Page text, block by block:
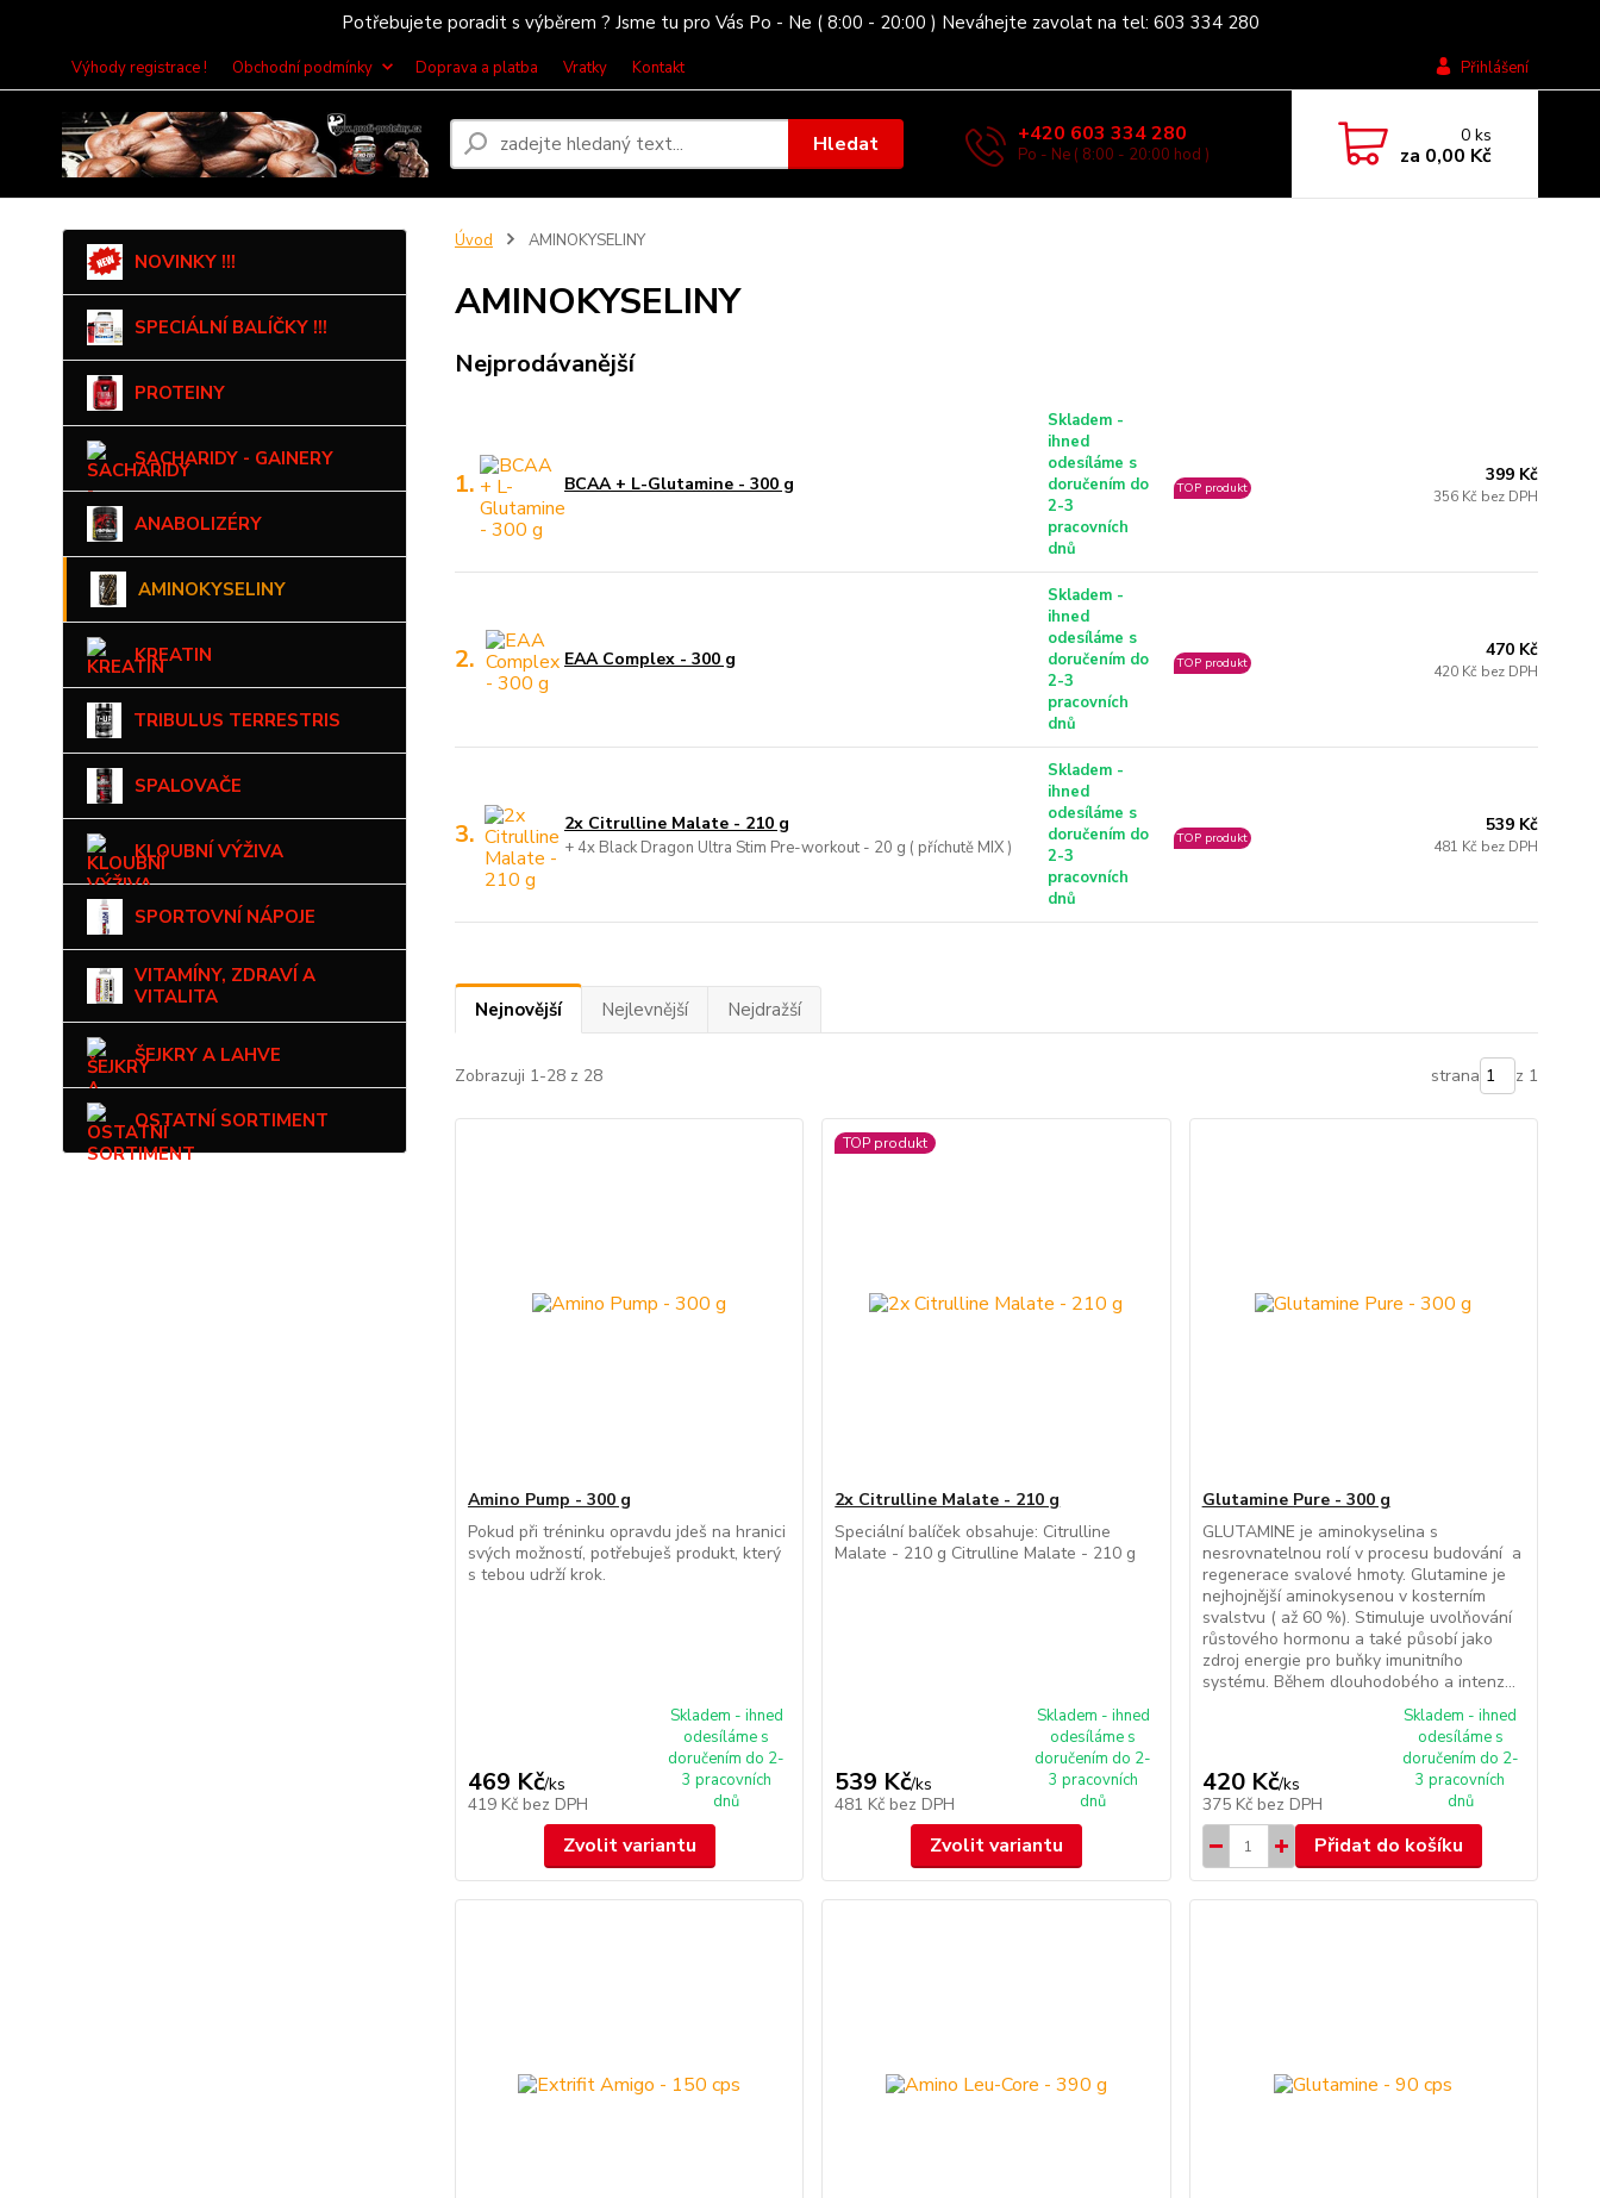
Potřebujete poradit s výběrem ? Jsme tu pro Vás Po - Ne ( 8:00 - 20:00 ) Neváhejte zavolat na tel: 603 334 280
Výhody registrace ! Obchodní podmínky Doprava a platba Vratky Kontakt Přihlášení
Hledat +420 603 334 280
Po - Ne ( 8:00 - 20:00 hod )
0ks
za 0,00 Kč
NOVINKY !!!
SPECIÁLNÍ BALÍČKY !!!
PROTEINY
SACHARIDY - GAINERY
ANABOLIZÉRY
AMINOKYSELINY
KREATIN
TRIBULUS TERRESTRIS
SPALOVAČE
KLOUBNÍ VÝŽIVA
SPORTOVNÍ NÁPOJE
VITAMÍNY, ZDRAVÍ A
VITALITA
ŠEJKRY A LAHVE
OSTATNÍ SORTIMENT
Úvod AMINOKYSELINY
AMINOKYSELINY
Nejprodávanější
1. BCAA + L-Glutamine - 300 g
Skladem -
ihned
odesíláme s
doručením do
2-3
pracovních
dnů
TOP produkt
399 Kč
356 Kč bez DPH
2. EAA Complex - 300 g
Skladem -
ihned
odesíláme s
doručením do
2-3
pracovních
dnů
TOP produkt
470 Kč
420 Kč bez DPH
3. 2x Citrulline Malate - 210 g
+ 4x Black Dragon Ultra Stim Pre-workout - 20 g ( příchutě MIX )
Skladem -
ihned
odesíláme s
doručením do
2-3
pracovních
dnů
TOP produkt
539 Kč
481 Kč bez DPH
Nejnovější Nejlevnější Nejdražší
Zobrazuji 1-28 z 28 strana z 1
Amino Pump - 300 g
Pokud při tréninku opravdu jdeš na hranici
svých možností, potřebuješ produkt, který
s tebou udrží krok.
469 Kč/ks
419 Kč bez DPH
Skladem - ihned
odesíláme s
doručením do 2-
3 pracovních
dnů
Zvolit variantu
TOP produkt
2x Citrulline Malate - 210 g
Speciální balíček obsahuje: Citrulline
Malate - 210 g Citrulline Malate - 210 g
539 Kč/ks
481 Kč bez DPH
Skladem - ihned
odesíláme s
doručením do 2-
3 pracovních
dnů
Zvolit variantu
Glutamine Pure - 300 g
GLUTAMINE je aminokyselina s
nesrovnatelnou rolí v procesu budování a
regenerace svalové hmoty. Glutamine je
nejhojnější aminokysenou v kosterním
svalstvu ( až 60 %). Stimuluje uvolňování
růstového hormonu a také působí jako
zdroj energie pro buňky imunitního
systému. Během dlouhodobého a intenz...
420 Kč/ks
375 Kč bez DPH
Skladem - ihned
odesíláme s
doručením do 2-
3 pracovních
dnů
Přidat do košíku